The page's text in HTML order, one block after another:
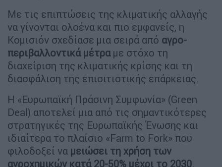
Με τις επιπτώσεις της κλιματικής αλλαγής
να γίνονται ολοένα και πιο εμφανείς, η
Κομισιόν σχεδίασε μια σειρά από αγρο-
περιβαλλοντικά μέτραμε στόχο τη
διαχείριση της κλιματικής κρίσης και τη
διασφάλιση της επισιτιστικής επάρκειας.
Η «Ευρωπαϊκή Πράσινη Συμφωνία» (Green
Deal) αποτελεί μια από τις σημαντικότερες
στρατηγικές της Ευρωπαϊκής Ένωσης και
ιδιαίτερα το πλαίσιο «Farm to Fork» που
φιλοδοξεί να μειώσει τη χρήση των
αγροχημικών κατά 20-50% μέχρι το 2030.